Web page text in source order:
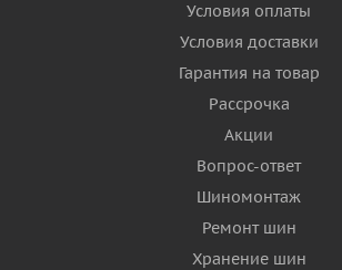
Условия оплаты
Условия доставки
Гарантия на товар
Рассрочка
Акции
Вопрос-ответ
Шиномонтаж
Ремонт шин
Хранение шин